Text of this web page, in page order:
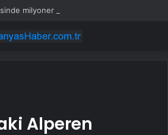
milyoner oldu
Alperen